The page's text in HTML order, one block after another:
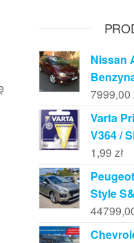
Nissan
7999,00
Varta
V364 /
1,99 zł
Style